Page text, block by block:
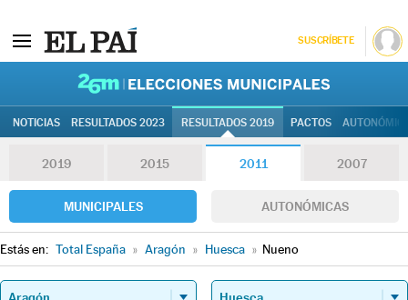
SUSCRÍBETE
NOTICIAS RESULTADOS 2023 RESULTADOS 2019 PACTOS
2019 2015 2011 2007
MUNICIPALES AUTONÓMICAS
Estás en: Total España » Aragón » Huesca » Nueno